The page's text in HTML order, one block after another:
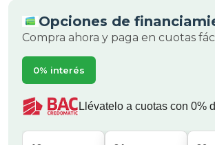
Opciones de
Compra ahora y paga en cuotas
0% interés
Llévatelo a cuotas con 0%